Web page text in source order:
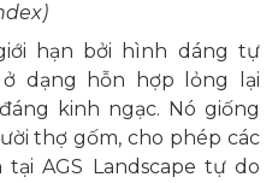
hạn bởi hình dáng tự
dạng hỗn hợp lỏng lại
kinh ngạc. Nó giống
thợ gốm, cho phép các
AGS Landscape tự do